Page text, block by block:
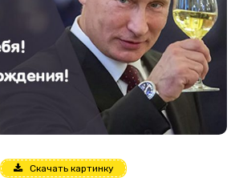
Скачать картинку